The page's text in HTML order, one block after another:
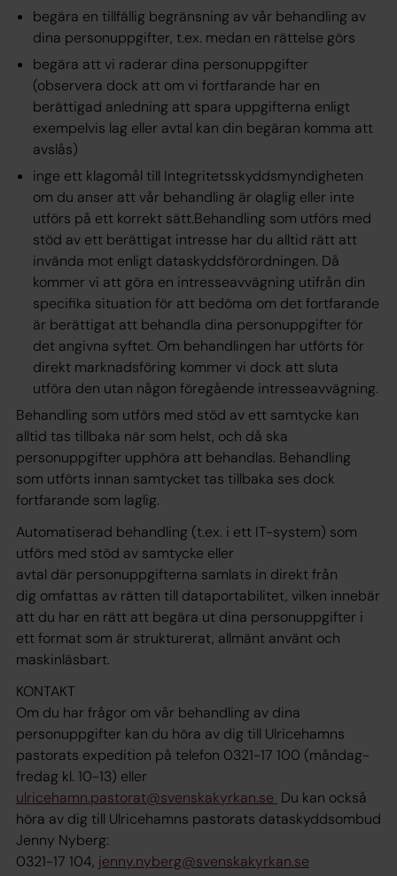
begära en tillfällig begränsning av vår behandling av
dina personuppgifter, t.ex. medan en rättelse görs
begära att vi raderar dina personuppgifter
(observera dock att om vi fortfarande har en
berättigad anledning att spara uppgifterna enligt
exempelvis lag eller avtal kan din begäran komma att
avslås)
inge ett klagomål till Integritetsskyddsmyndigheten
om du anser att vår behandling är olaglig eller inte
utförs på ett korrekt sätt.Behandling som utförs med
stöd av ett berättigat intresse har du alltid rätt att
invända mot enligt dataskyddsförordningen. Då
kommer vi att göra en intresseavvägning utifrån din
specifika situation för att bedöma om det fortfarande
är berättigat att behandla dina personuppgifter för
det angivna syftet. Om behandlingen har utförts för
direkt marknadsföring kommer vi dock att sluta
utföra den utan någon föregående intresseavvägning.
Behandling som utförs med stöd av ett samtycke kan
alltid tas tillbaka när som helst, och då ska
personuppgifter upphöra att behandlas. Behandling
som utförts innan samtycket tas tillbaka ses dock
fortfarande som laglig.
Automatiserad behandling (t.ex. i ett IT-system) som
utförs med stöd av samtycke eller
avtal där personuppgifterna samlats in direkt från
dig omfattas av rätten till dataportabilitet, vilken innebär
att du har en rätt att begära ut dina personuppgifter i
ett format som är strukturerat, allmänt använt och
maskinläsbart.
KONTAKT
Om du har frågor om vår behandling av dina
personuppgifter kan du höra av dig till Ulricehamns
pastorats expedition på telefon 0321-17 100 (måndag-
fredag kl. 10-13) eller
ulricehamn.pastorat@svenskakyrkan.se Du kan också
höra av dig till Ulricehamns pastorats dataskyddsombud
Jenny Nyberg:
0321-17 104, jenny.nyberg@svenskakyrkan.se